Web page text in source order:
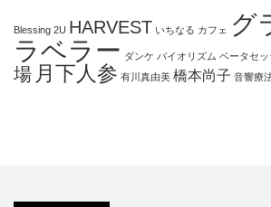
Blessing 2U HARVEST いちなる カフェ
グ
ラベラー ダンケ バイオリズム ベータセッ
場 月下人参 有川真由美 橋本尚子 音響療